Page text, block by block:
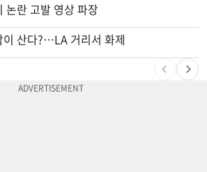
논란 고발 영상 파장
이 산다?…LA 거리서 화제